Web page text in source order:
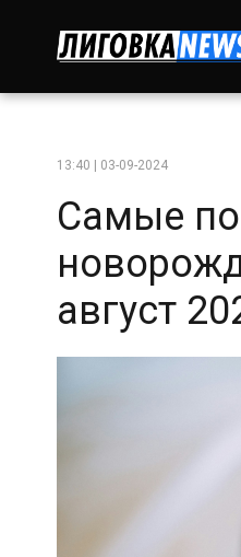
13:40 | 03-09-2024
Самые
август